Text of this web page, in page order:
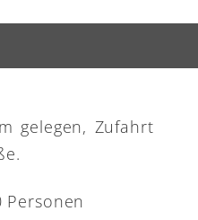
gelegen, Zufahrt